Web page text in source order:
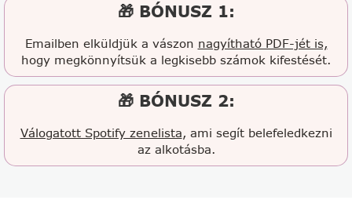
🎁 BÓNUSZ 1:
Emailben elküldjük a vászon nagyítható PDF-jét is,
hogy megkönnyítsük a legkisebb számok kifestését.
🎁 BÓNUSZ 2:
Válogatott Spotify zenelista, ami segít belefeledkezni
az alkotásba.